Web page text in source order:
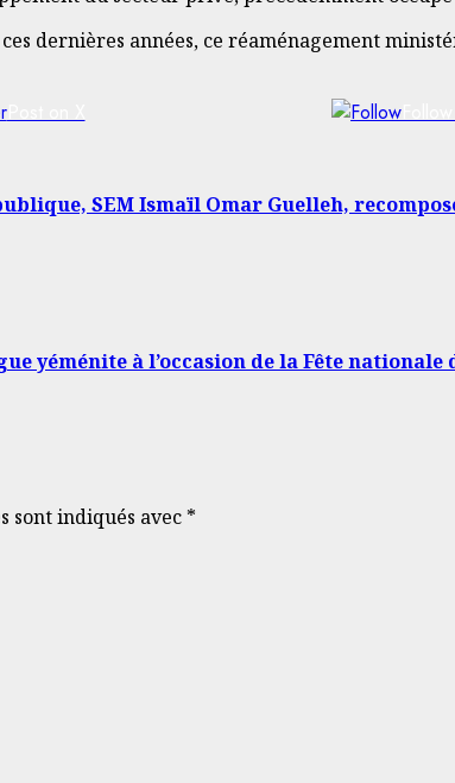
dernières années, ce réaménagement
Post on X
SEM Ismaïl Omar Guelleh,
yéménite à l’occasion de la Fête nationale
sont indiqués avec *